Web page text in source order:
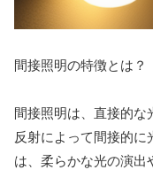
間接照明の特徴とは？
間接照明は、直接的な
反射によって間接的に
は、柔らかな光の演出